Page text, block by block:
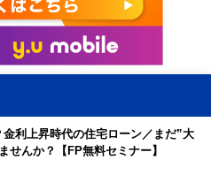
金利上昇時代の住宅ローン／まだ”大
せんか？【FP無料セミナー】